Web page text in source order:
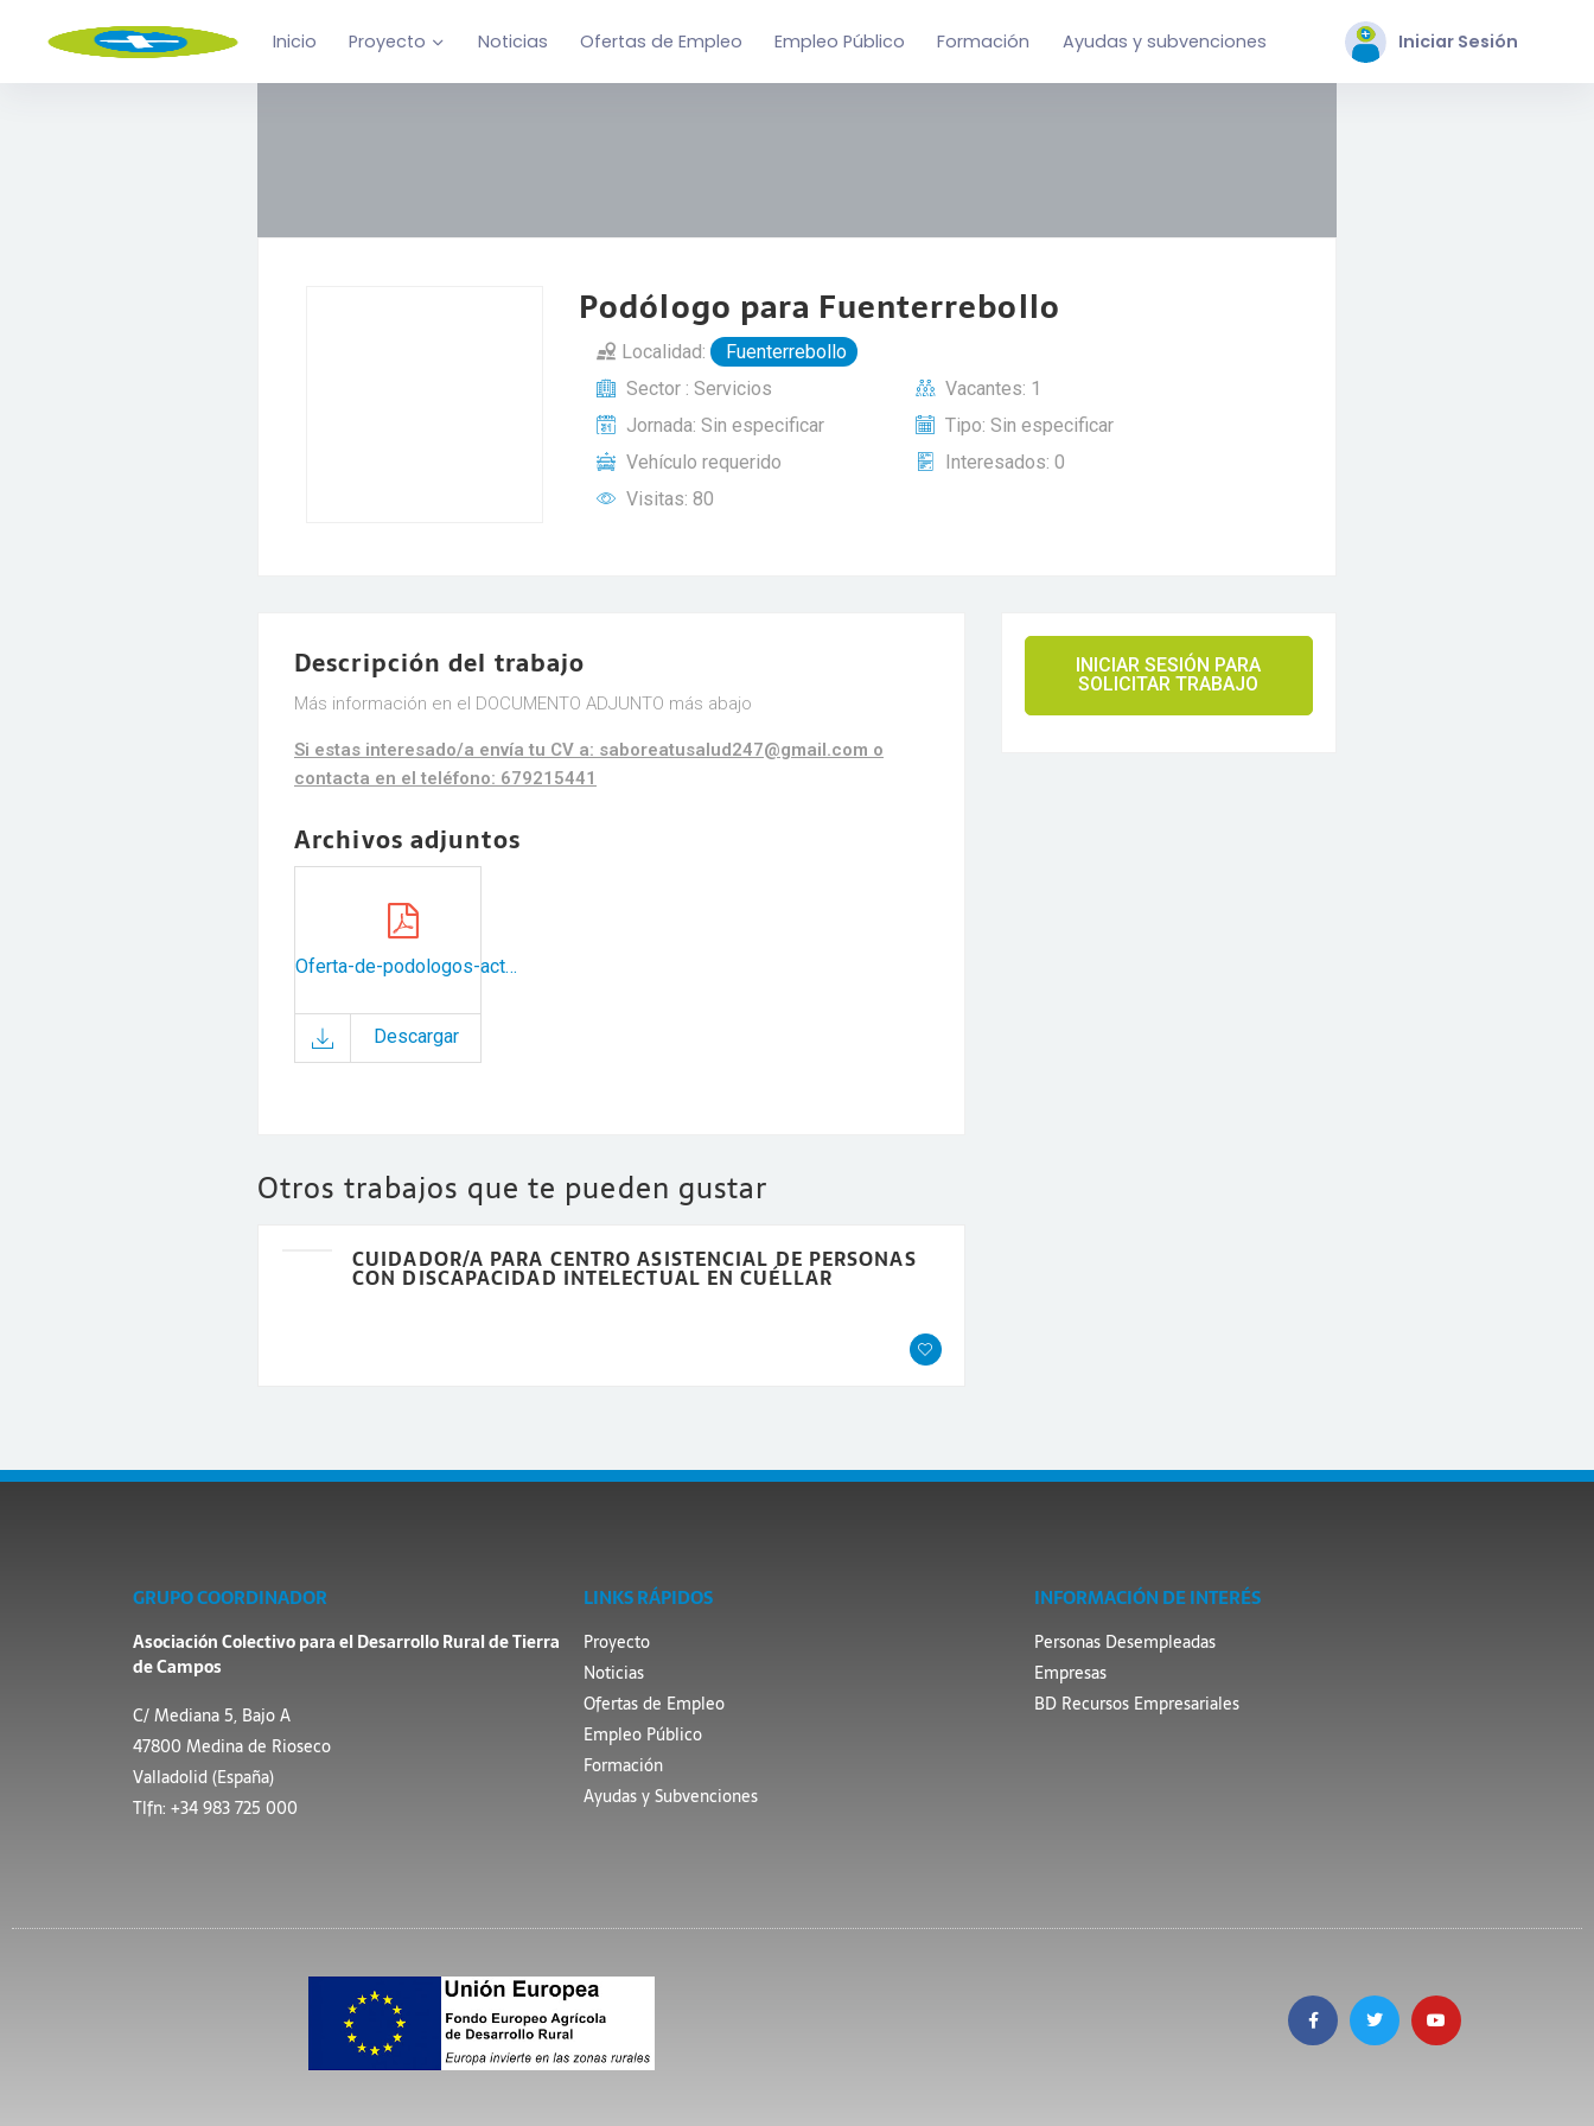
Inicio Proyecto Noticias Ofertas de Empleo Empleo Público Formación Ayudas y subvenciones Iniciar Sesión
Podólogo para Fuenterrebollo
Localidad:
Fuenterrebollo
Sector : Servicios
Vacantes: 1
Jornada: Sin especificar
Tipo: Sin especificar
Vehículo requerido
Interesados: 0
Visitas: 80
Descripción del trabajo
Más información en el DOCUMENTO ADJUNTO más abajo
Si estas interesado/a envía tu CV a: saboreatusalud247@gmail.com o
contacta en el teléfono: 679215441
Archivos adjuntos
Oferta-de-podologos-actual.pdf
Descargar
Otros trabajos que te pueden gustar
CUIDADOR/A PARA CENTRO ASISTENCIAL DE PERSONAS
CON DISCAPACIDAD INTELECTUAL EN CUÉLLAR
INICIAR SESIÓN PARA
SOLICITAR TRABAJO
GRUPO COORDINADOR
Asociación Colectivo para el Desarrollo Rural de Tierra
de Campos
C/ Mediana 5, Bajo A
47800 Medina de Rioseco
Valladolid (España)
Tlfn: +34 983 725 000
LINKS RÁPIDOS
Proyecto
Noticias
Ofertas de Empleo
Empleo Público
Formación
Ayudas y Subvenciones
INFORMACIÓN DE INTERÉS
Personas Desempleadas
Empresas
BD Recursos Empresariales